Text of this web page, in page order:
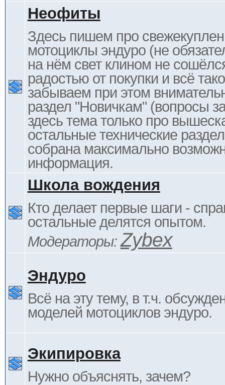
Неофиты
Здесь пишем про
мотоциклы эндуро (не
на нём свет клином не
радостью от покупки и всё
забываем при этом
раздел "Новичкам" (вопросы
здесь тема только про
остальные технические
собрана максимально
информация.
Школа вождения
Кто делает первые шаги -
остальные делятся опытом.
Модераторы:Zybex
Эндуро
Всё на эту тему, в т.ч.
моделей мотоциклов эндуро.
Экипировка
Нужно объяснять, зачем?